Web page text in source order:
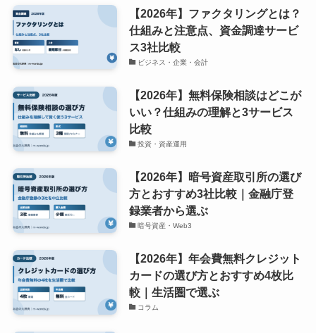
【2026年】ファクタリングとは？
仕組みと注意点、資金調達サービ
ス3社比較
ビジネス・企業・会計
【2026年】無料保険相談はどこが
いい？仕組みの理解と3サービス
比較
投資・資産運用
【2026年】暗号資産取引所の選び
方とおすすめ3社比較｜金融庁登
録業者から選ぶ
暗号資産・Web3
【2026年】年会費無料クレジット
カードの選び方とおすすめ4枚比
較｜生活圏で選ぶ
コラム